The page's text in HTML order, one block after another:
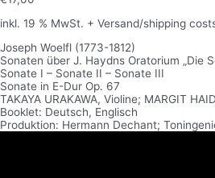
inkl. 19 % MwSt. + Versand/shipping
Joseph Woelfl (1773-1812)
Sonaten über J. Haydns Oratorium „Die
Sonate I – Sonate II – Sonate III
Sonate in E-Dur Op. 67
TAKAYA URAKAWA, Violine; MARGIT
Booklet: Deutsch, Englisch
Produktion: Hermann Dechant;